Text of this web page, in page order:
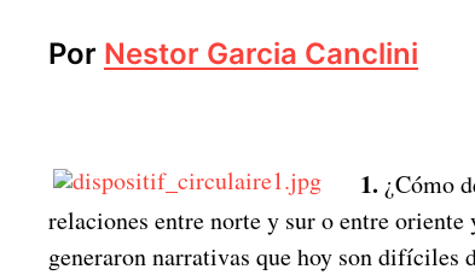
Por Nestor Garcia Canclini
1. ¿Cómo
relaciones entre norte y sur o entre
generaron narrativas que hoy son